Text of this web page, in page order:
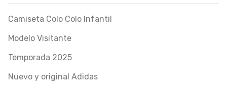
Camiseta Colo Colo Infantil
Modelo Visitante
Temporada 2025
Nuevo y original Adidas